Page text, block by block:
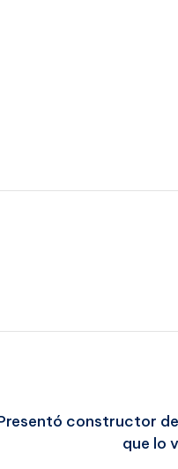
constructor
que lo